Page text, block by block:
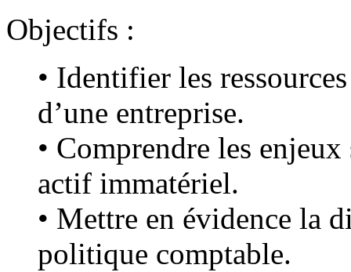
Objectifs :
• Identifier les
d’une entreprise.
• Comprendre les
actif immatériel.
• Mettre en évidence la
politique comptable.